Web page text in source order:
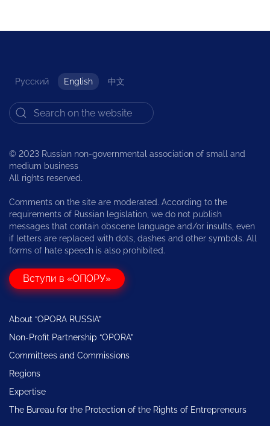
Русский English 中文
© 2023 Russian non-governmental association of small and
medium business
All rights reserved.
Comments on the site are moderated. According to the
requirements of Russian legislation, we do not publish
messages that contain obscene language and/or insults, even
if letters are replaced with dots, dashes and other symbols. All
forms of hate speech is also prohibited.
Вступи в «ОПОРУ»
About “OPORA RUSSIA”
Non-Profit Partnership “OPORA”
Committees and Commissions
Regions
Expertise
The Bureau for the Protection of the Rights of Entrepreneurs